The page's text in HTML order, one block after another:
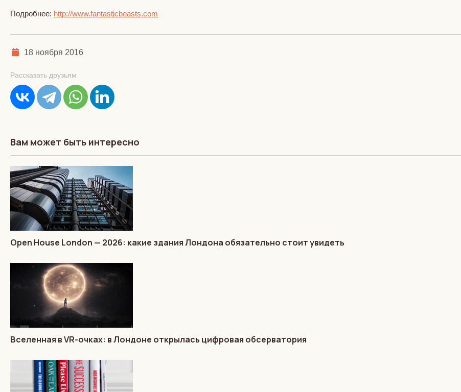
Подробнее: http://www.fantasticbeasts.com
18 ноября 2016
Рассказать друзьям
Вам может быть интересно
Open House London — 2026: какие здания Лондона обязательно стоит увидеть
Вселенная в VR-очках: в Лондоне открылась цифровая обсерватория